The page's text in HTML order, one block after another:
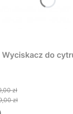
Wyciskacz do
zł
zł